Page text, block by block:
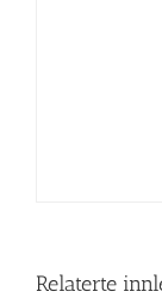
Relaterte